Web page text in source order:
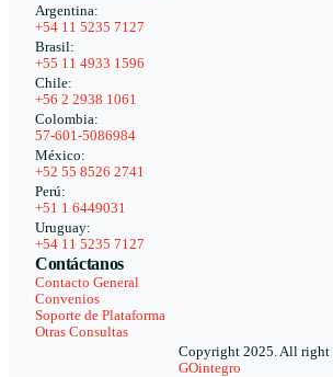
Argentina:
+54 11 5235 7127
Brasil:
+55 11 4933 1596
Chile:
+56 2 2938 1061
Colombia:
57-601-5086984
México:
+52 55 8526 2741
Perú:
+51 1 6449031
Uruguay:
+54 11 5235 7127
Contáctanos
Contacto General
Convenios
Soporte de Plataforma
Otras Consultas
Copyright 2025. All right
GOintegro